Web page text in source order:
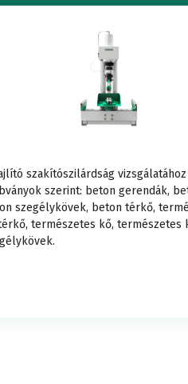
vizsgálat
vizsgálat
szakítószilárdság vizsgálatához
szerint: beton gerendák,
szegélykövek, beton térkő,
természetes kő, természetes